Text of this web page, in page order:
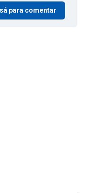
para comentar